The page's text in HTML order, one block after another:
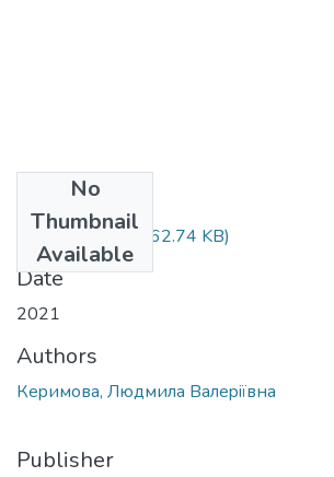
No
Thumbnail
Available
Керимова.docx (62.74 KB)
Date
2021
Authors
Кepимoвa, Людмилa Вaлepiївнa
Publisher